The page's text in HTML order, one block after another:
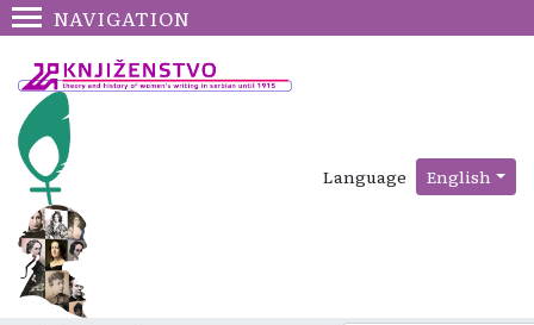
NAVIGATION
Language English